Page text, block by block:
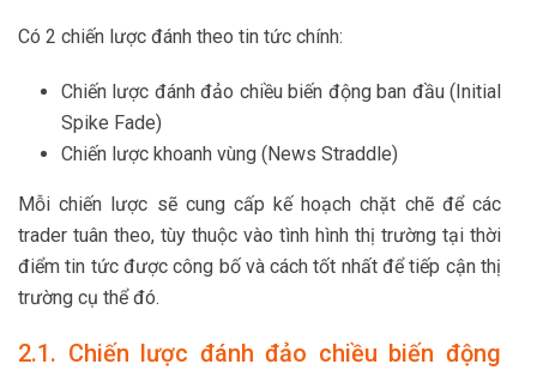
Có 2 chiến lược đánh theo tin tức chính:
Chiến lược đánh đảo chiều biến động ban đầu (Initial
Spike Fade)
Chiến lược khoanh vùng (News Straddle)
Mỗi chiến lược sẽ cung cấp kế hoạch chặt chẽ để các
trader tuân theo, tùy thuộc vào tình hình thị trường tại thời
điểm tin tức được công bố và cách tốt nhất để tiếp cận thị
trường cụ thể đó.
2.1. Chiến lược đánh đảo chiều biến động